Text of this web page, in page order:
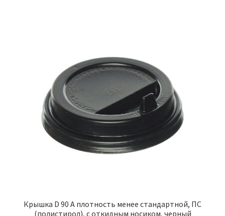
Крышка D 90 А плотность менее стандартной, ПС
(полистирол), с откидным носиком, черный